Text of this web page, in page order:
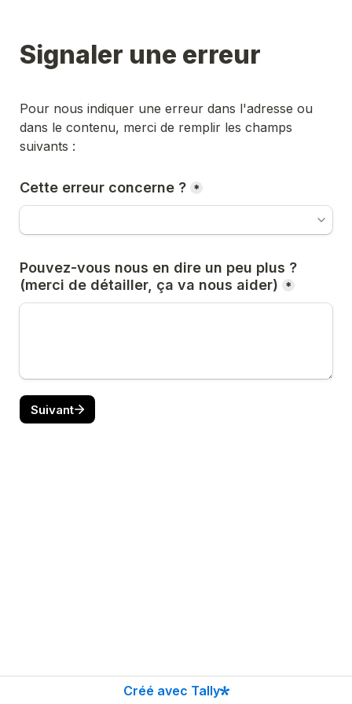
Signaler une erreur
Pour nous indiquer une erreur dans l'adresse ou
dans le contenu, merci de remplir les champs
suivants :
Cette erreur concerne ? *
Pouvez-vous nous en dire un peu plus ?
(merci de détailler, ça va nous aider)
*
Suivant
Créé avec Tally